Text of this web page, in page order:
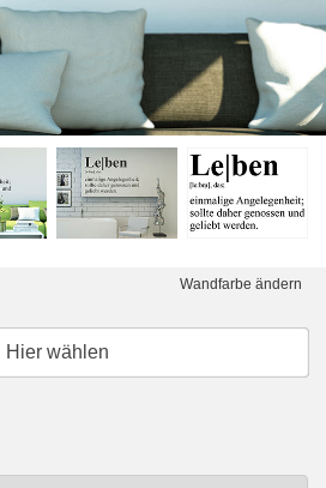
Wandfarbe ändern
Hier wählen